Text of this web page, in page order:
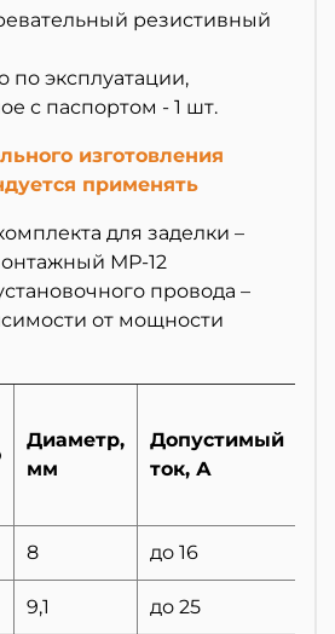
резистивный
по эксплуатации,
с паспортом - 1 шт.
изготовления
применять
для заделки –
МР-12
провода –
от мощности
Диаметр,
мм
Допустимый
ток, А
8 до 16
9,1 до 25